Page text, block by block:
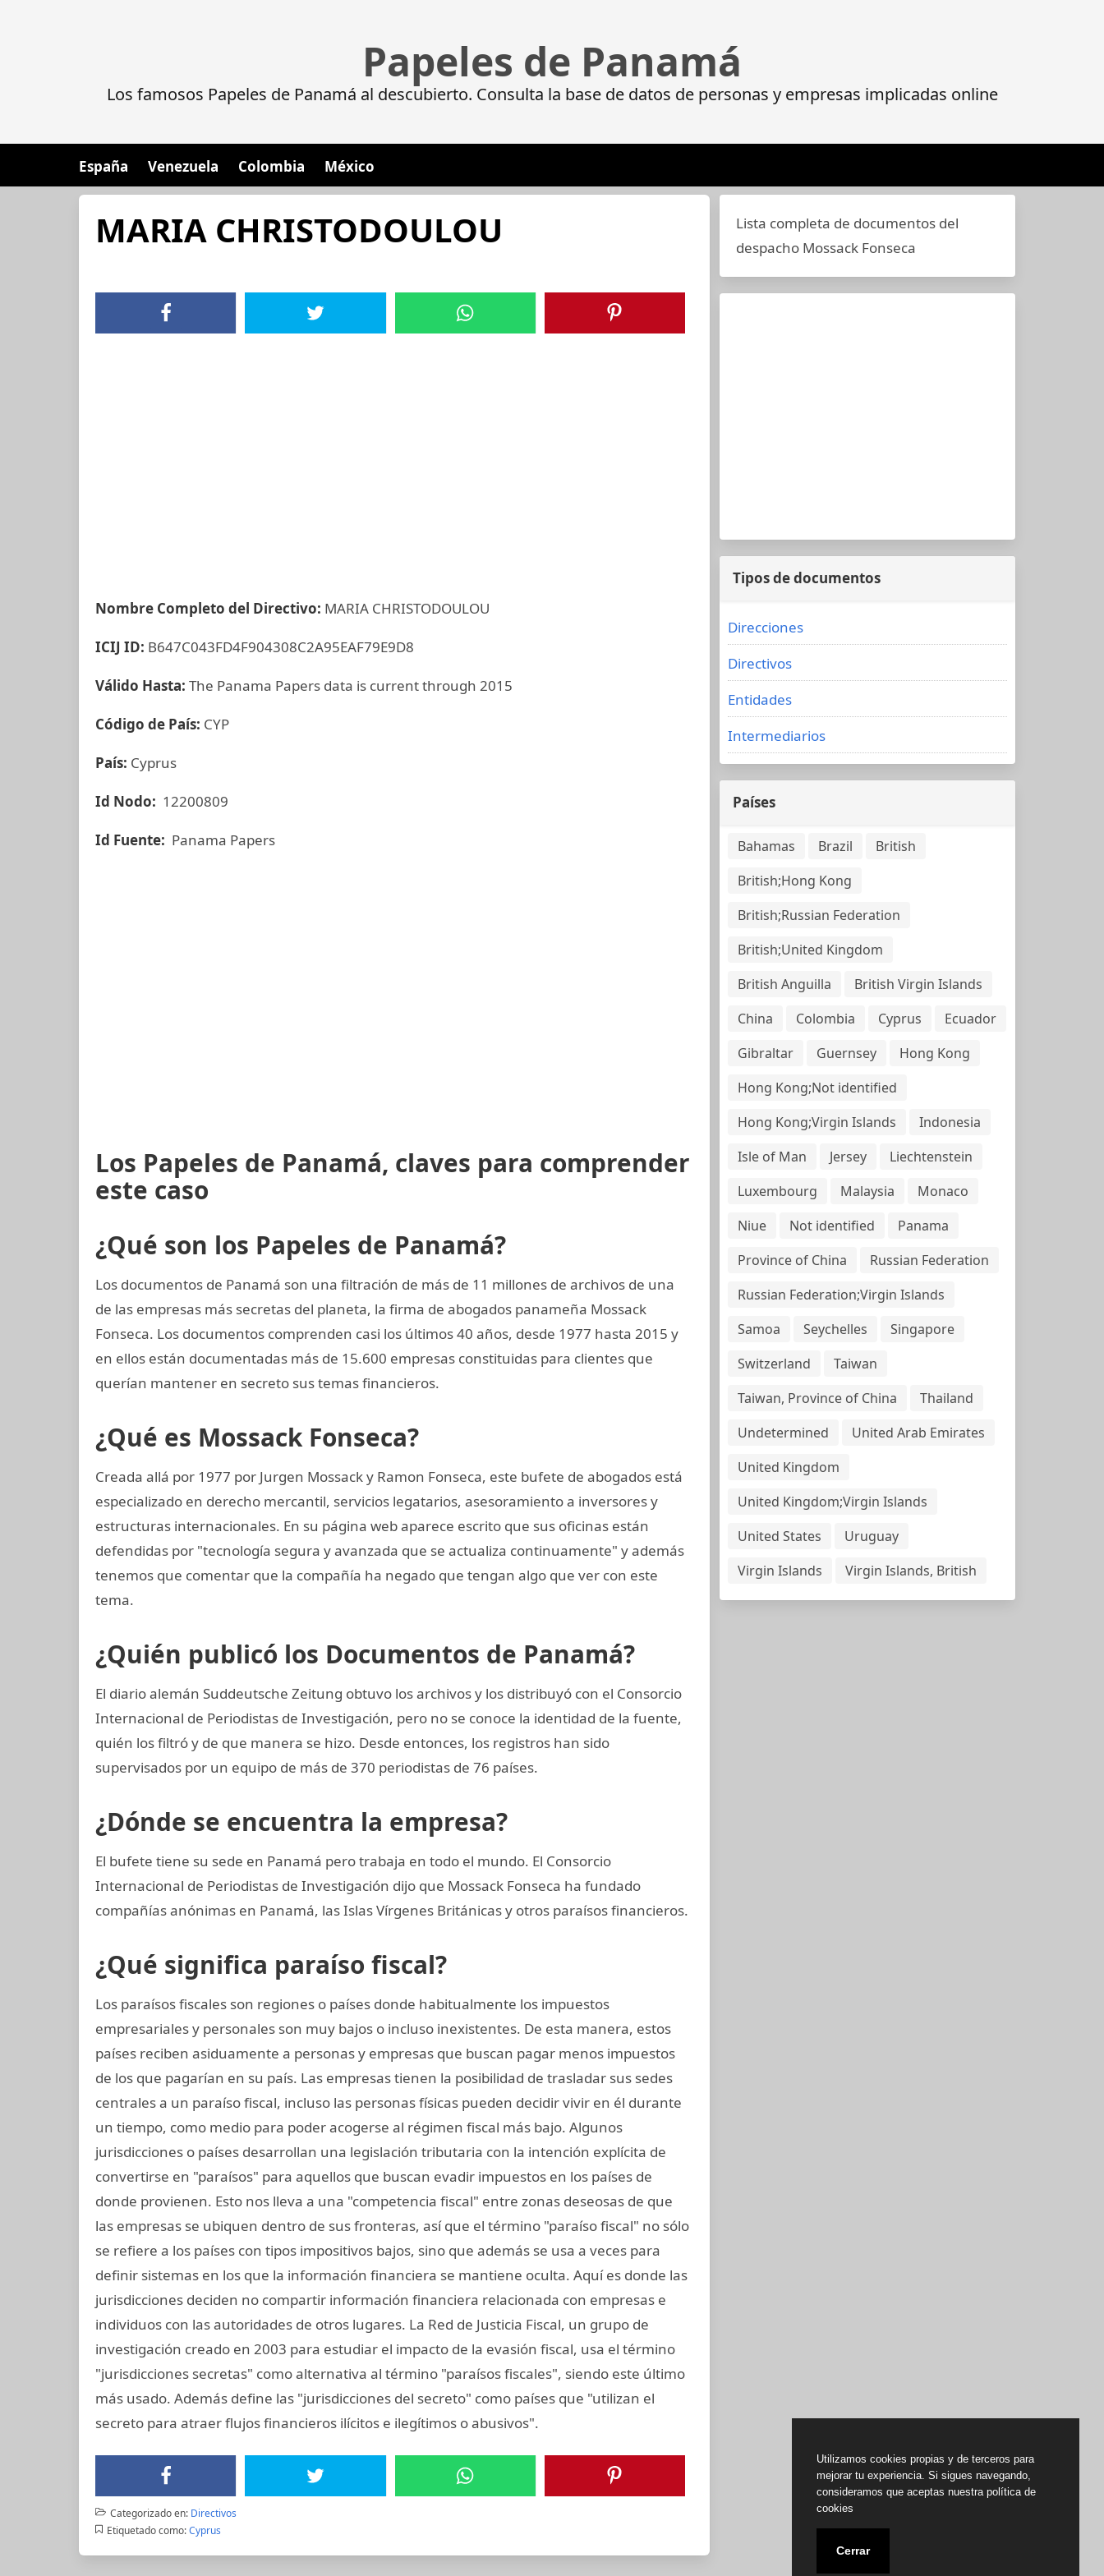
Papeles de Panamá
Los famosos Papeles de Panamá al descubierto. Consulta la base de datos de personas y empresas implicadas online
España Venezuela Colombia México
MARIA CHRISTODOULOU
Nombre Completo del Directivo: MARIA CHRISTODOULOU
ICIJ ID: B647C043FD4F904308C2A95EAF79E9D8
Válido Hasta: The Panama Papers data is current through 2015
Código de País: CYP
País: Cyprus
Id Nodo: 12200809
Id Fuente: Panama Papers
Los Papeles de Panamá, claves para comprender
este caso
¿Qué son los Papeles de Panamá?
Los documentos de Panamá son una filtración de más de 11 millones de archivos de una
de las empresas más secretas del planeta, la firma de abogados panameña Mossack
Fonseca. Los documentos comprenden casi los últimos 40 años, desde 1977 hasta 2015 y
en ellos están documentadas más de 15.600 empresas constituidas para clientes que
querían mantener en secreto sus temas financieros.
¿Qué es Mossack Fonseca?
Creada allá por 1977 por Jurgen Mossack y Ramon Fonseca, este bufete de abogados está
especializado en derecho mercantil, servicios legatarios, asesoramiento a inversores y
estructuras internacionales. En su página web aparece escrito que sus oficinas están
defendidas por "tecnología segura y avanzada que se actualiza continuamente" y además
tenemos que comentar que la compañía ha negado que tengan algo que ver con este
tema.
¿Quién publicó los Documentos de Panamá?
El diario alemán Suddeutsche Zeitung obtuvo los archivos y los distribuyó con el Consorcio
Internacional de Periodistas de Investigación, pero no se conoce la identidad de la fuente,
quién los filtró y de que manera se hizo. Desde entonces, los registros han sido
supervisados por un equipo de más de 370 periodistas de 76 países.
¿Dónde se encuentra la empresa?
El bufete tiene su sede en Panamá pero trabaja en todo el mundo. El Consorcio
Internacional de Periodistas de Investigación dijo que Mossack Fonseca ha fundado
compañías anónimas en Panamá, las Islas Vírgenes Británicas y otros paraísos financieros.
¿Qué significa paraíso fiscal?
Los paraísos fiscales son regiones o países donde habitualmente los impuestos
empresariales y personales son muy bajos o incluso inexistentes. De esta manera, estos
países reciben asiduamente a personas y empresas que buscan pagar menos impuestos
de los que pagarían en su país. Las empresas tienen la posibilidad de trasladar sus sedes
centrales a un paraíso fiscal, incluso las personas físicas pueden decidir vivir en él durante
un tiempo, como medio para poder acogerse al régimen fiscal más bajo. Algunos
jurisdicciones o países desarrollan una legislación tributaria con la intención explícita de
convertirse en "paraísos" para aquellos que buscan evadir impuestos en los países de
donde provienen. Esto nos lleva a una "competencia fiscal" entre zonas deseosas de que
las empresas se ubiquen dentro de sus fronteras, así que el término "paraíso fiscal" no sólo
se refiere a los países con tipos impositivos bajos, sino que además se usa a veces para
definir sistemas en los que la información financiera se mantiene oculta. Aquí es donde las
jurisdicciones deciden no compartir información financiera relacionada con empresas e
individuos con las autoridades de otros lugares. La Red de Justicia Fiscal, un grupo de
investigación creado en 2003 para estudiar el impacto de la evasión fiscal, usa el término
"jurisdicciones secretas" como alternativa al término "paraísos fiscales", siendo este último
más usado. Además define las "jurisdicciones del secreto" como países que "utilizan el
secreto para atraer flujos financieros ilícitos e ilegítimos o abusivos".
Categorizado en: Directivos
Etiquetado como: Cyprus
Lista completa de documentos del
despacho Mossack Fonseca
Tipos de documentos
Direcciones
Directivos
Entidades
Intermediarios
Países
Bahamas Brazil
British
British;Hong Kong
British;Russian Federation
British;United Kingdom
British Anguilla
British Virgin Islands
China
Colombia Cyprus
Ecuador
Gibraltar
Guernsey
Hong Kong
Hong Kong;Not identified
Hong Kong;Virgin Islands
Indonesia
Isle of Man
Jersey
Liechtenstein
Luxembourg
Malaysia
Monaco
Niue
Not identified
Panama
Province of China
Russian Federation
Russian Federation;Virgin Islands
Samoa
Seychelles
Singapore
Switzerland
Taiwan
Taiwan, Province of China
Thailand
Undetermined
United Arab Emirates
United Kingdom
United Kingdom;Virgin Islands
United States
Uruguay
Virgin Islands
Virgin Islands, British
Utilizamos cookies propias y de terceros para
mejorar tu experiencia. Si sigues navegando,
consideramos que aceptas nuestra política de
cookies
Cerrar